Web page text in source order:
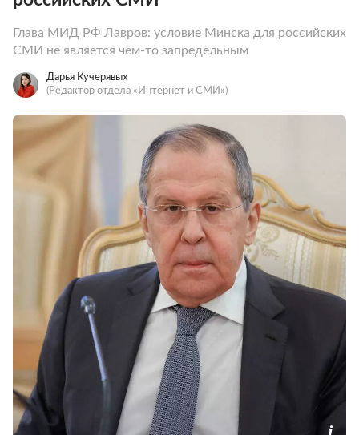
Глава МИД РФ Лавров: условие Минска для российских
СМИ не является чем-то запредельным
Дарья Кучерявых
(Редактор отдела «Интернет и СМИ»)